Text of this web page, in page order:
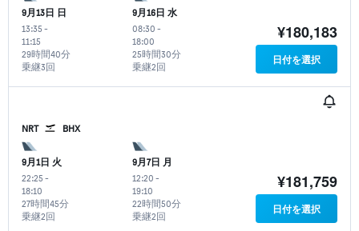
9月13日 日
13:35 -
11:15
乗継3回
29時間40分
9月16日 水
08:30 -
18:00
乗継2回
25時間30分
¥180,183
日付を選択
NRT BHX
9月1日 火
22:25 -
18:10
乗継2回
27時間45分
9月7日 月
12:20 -
19:10
乗継2回
22時間50分
¥181,759
日付を選択